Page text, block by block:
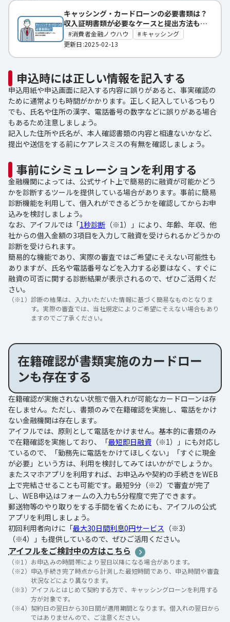
キャッシング・カードローンの必要書類は？
収入証明書類が必要なケースと提出方法も解
説消費者金融ノウハウ
キャッシング
更新日:2025-02-13
申込時には正しい情報を記入する
申込用紙や申込画面に記入する内容に誤りがあると、事実確認の
ために通常よりも時間がかかります。正しく記入しているつもり
でも、氏名や住所の漢字、電話番号の数字などに誤りがある場合
もあるため注意しましょう。
記入した住所や氏名が、本人確認書類の内容と相違ないかなど、
提出や送信をする前にケアレスミスの有無を確認しましょう。
事前にシミュレーションを利用する
金融機関によっては、公式サイト上で簡易的に融資が可能かどう
かを診断するツールを提供している場合があります。事前に簡易
診断機能を利用して、借入れができるどうかを確認してからお申
込みを検討しましょう。
なお、アイフルでは「1秒診断 （※1）」により、年齢、年収、他
社からの借入金額の3項目を入力して融資を受けられるかどうかの
診断を受けられます。
簡易的な機能であり、実際の審査ではご希望にそえない可能性も
ありますが、氏名や電話番号などを入力する必要はなく、すぐに
融資の可否に関する診断結果が表示されるので、ぜひご活用くだ
さい。
（※1） 診断の結果は、入力いただいた情報に基づく簡易なものとなりま
す。実際の審査では、当社規定によりご希望にそえない場合もあり
ますのでご了承ください。
在籍確認が書類実施のカードロー
ンも存在する
在籍確認が実施されない状態で借入れが可能なカードローンは存
在しません。ただし、書類のみで在籍確認を実施し、電話をかけ
ない金融機関は存在します。
アイフルでは、原則として電話をかけません。基本的に書類のみ
で在籍確認を実施しており、「最短即日融資 （※1）」にも対応し
ているので、「勤務先に電話をかけてほしくない」「すぐに現金
が必要」という方は、利用を検討してみてはいかがでしょうか。
またスマホアプリを利用すれば、お申込みや契約の手続きをWEB
上で完結させることも可能です。最短9分（※2）で審査が完了
し、WEB申込はフォームの入力も5分程度で完了できます。
郵送物等のやり取りをする手間を省くためにも、アイフルの公式
アプリを利用しましょう。
初回利用者向けに「最大30日間利息0円サービス （※3）
（※4）」も提供しているので、ぜひご活用ください。
アイフルをご検討中の方はこちら
（※1） お申込みの時間帯により翌日以降になる場合があります。
（※2） 申込手続き完了時点から計測した最短時間であり、申込時間や審査
状況などにより異なります。
（※3） アイフルとはじめて契約する方で、キャッシングローンを利用する
方が対象です。
（※4） 契約日の翌日から30日間が適用期間となります。借入れの翌日から
ではありませんので、ご注意ください。